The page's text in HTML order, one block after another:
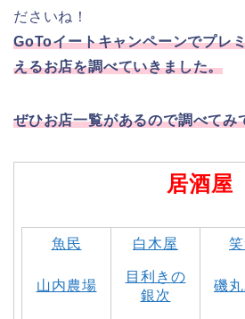
ださいね！
GoToイートキャンペーンでプレ
えるお店を調べていきました。
ぜひお店一覧があるので調べてみ
居酒屋
魚民 白木屋
山内農場
目利きの
銀次
磯